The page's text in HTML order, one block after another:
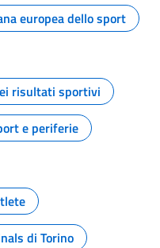
europea dello sport
risultati sportivi
e periferie
di Torino